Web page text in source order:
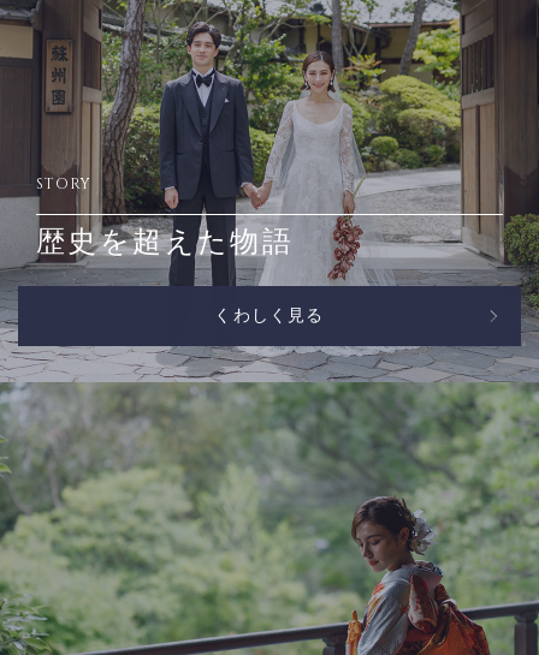
STORY
歴史を超えた物語
くわしく見る